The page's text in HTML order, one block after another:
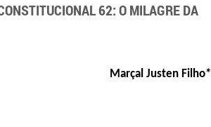
62: O MILAGRE DA
Marçal Justen Filho*